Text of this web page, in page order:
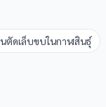
ตัดเล็บขบในกาฬสินธุ์